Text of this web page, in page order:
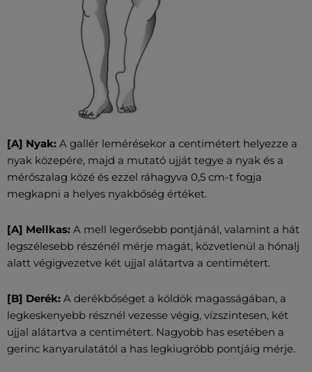
[A] Nyak: A gallér lemérésekor a centimétert helyezze a
nyak közepére, majd a mutató ujját tegye a nyak és a
mérőszalag közé és ezzel ráhagyva 0,5 cm-t fogja
megkapni a helyes nyakbőség értéket.
[A] Mellkas: A mell legerősebb pontjánál, valamint a hát
legszélesebb részénél mérje magát, közvetlenül a hónalj
alatt végigvezetve két ujjal alátartva a centimétert.
[B] Derék: A derékbőséget a köldök magasságában, a
legkeskenyebb résznél vezesse végig, vízszintesen, két
ujjal alátartva a centimétert. Nagyobb has esetében a
gerinc kanyarulatától a has legkiugróbb pontjáig mérje.